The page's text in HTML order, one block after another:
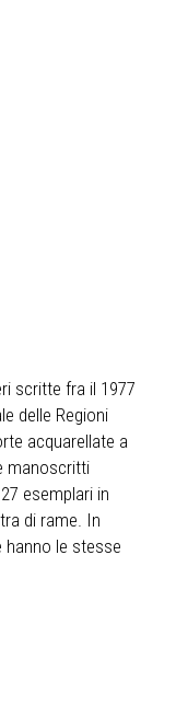
scritte fra il 1977
delle Regioni
acquarellate a
manoscritti
esemplari in
di rame. In
hanno le stesse